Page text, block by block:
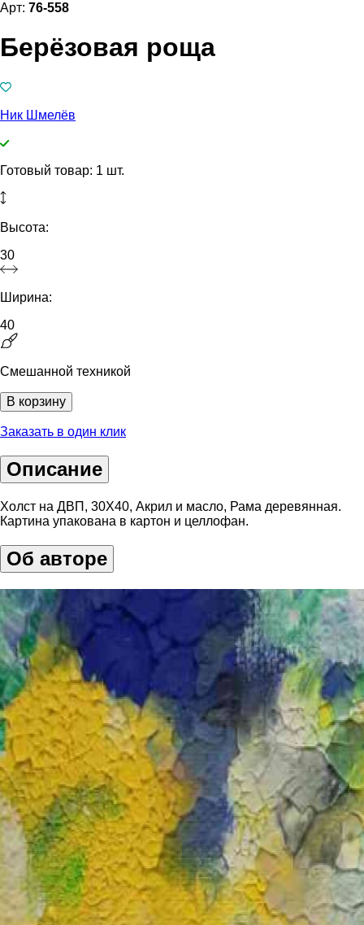
Арт: 76-558
Берёзовая роща
Ник Шмелёв
Готовый товар: 1 шт.
Высота:
30
Ширина:
40
Смешанной техникой
В корзину
Заказать в один клик
Описание
Холст на ДВП, 30Х40, Акрил и масло, Рама деревянная.
Картина упакована в картон и целлофан.
Об авторе